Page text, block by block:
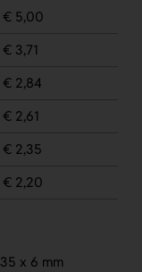
€ 5,00
€ 3,71
€ 2,84
€ 2,61
€ 2,35
€ 2,20
35 x 6 mm